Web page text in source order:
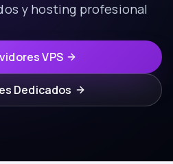
y hosting profesional
VPS
Dedicados